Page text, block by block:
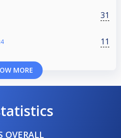
31
11
MORE
OVERALL